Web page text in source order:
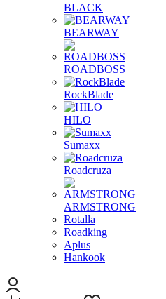
BLACK
BEARWAY
ROADBOSS
RockBlade
HILO
Sumaxx
Roadcruza
ARMSTRONG
Rotalla
Roadking
Aplus
Hankook